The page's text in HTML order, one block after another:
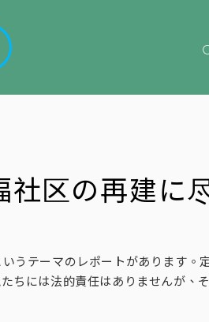
区の再建に
うテーマのレポートがあります。
ちには法的責任はありませんが、